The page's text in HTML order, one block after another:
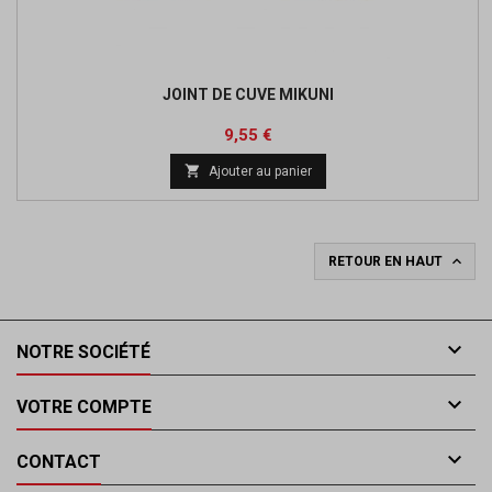
JOINT DE CUVE MIKUNI
Prix
9,55 €Prix
base
 Ajouter au panier
RETOUR EN HAUT 
NOTRE SOCIÉTÉ 
VOTRE COMPTE 
CONTACT 